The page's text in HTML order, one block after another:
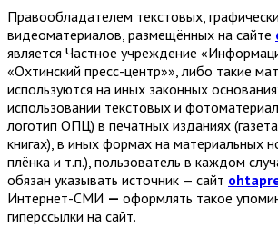
Правообладателем текстовых,
видеоматериалов, размещённых на сайте
является Частное учреждение
«Охтинский пресс-центр»», либо такие
используются на иных законных
использовании текстовых и
логотип ОПЦ) в печатных изданиях
книгах), в иных формах на материальных
плёнка и т.п.), пользователь в каждом
обязан указывать источник — сайт
Интернет-СМИ — оформлять такое
гиперссылки на сайт.